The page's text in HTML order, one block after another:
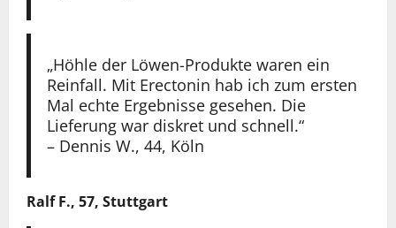
„Höhle der Löwen-Produkte waren ein
Reinfall. Mit Erectonin hab ich zum ersten
Mal echte Ergebnisse gesehen. Die
Lieferung war diskret und schnell.“
– Dennis W., 44, Köln
Ralf F., 57, Stuttgart